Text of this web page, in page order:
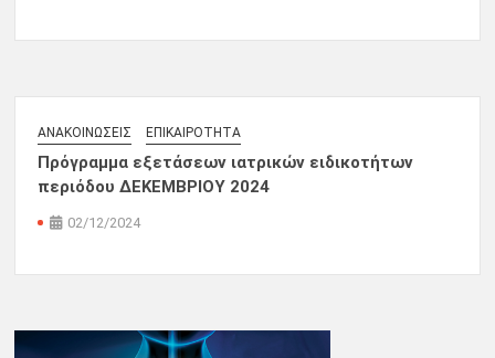
ΑΝΑΚΟΙΝΏΣΕΙΣ ΕΠΙΚΑΙΡΌΤΗΤΑ
Πρόγραμμα εξετάσεων ιατρικών ειδικοτήτων
περιόδου ΔΕΚΕΜΒΡΙΟΥ 2024
02/12/2024